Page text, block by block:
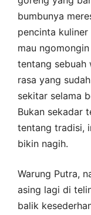
bumbunya
pencinta
mau
tentang sebuah
rasa yang
sekitar selama
Bukan sekadar
tentang tradisi,
bikin nagih.
Warung Putra,
asing lagi di
balik